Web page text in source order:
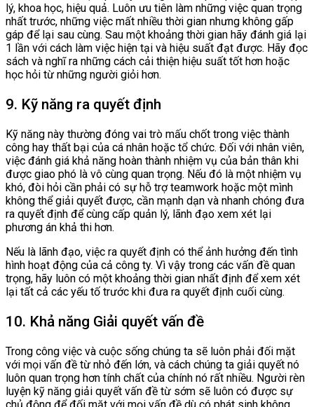
lý, khoa học, hiệu quả. Luôn ưu tiên làm những việc quan trọng
nhất trước, những việc mất nhiều thời gian nhưng không gấp
gáp để lại sau cùng. Sau một khoảng thời gian hãy đánh giá lại
1 lần với cách làm việc hiện tại và hiệu suất đạt được. Hãy đọc
sách và nghĩ ra những cách cải thiện hiệu suất tốt hơn hoặc
học hỏi từ những người giỏi hơn.
9. Kỹ năng ra quyết định
Kỹ năng này thường đóng vai trò mấu chốt trong việc thành
công hay thất bại của cá nhân hoặc tổ chức. Đối với nhân viên,
việc đánh giá khả năng hoàn thành nhiệm vụ của bản thân khi
được giao phó là vô cùng quan trọng. Nếu đó là một nhiệm vụ
khó, đòi hỏi cần phải có sự hỗ trợ teamwork hoặc một mình
không thể giải quyết được, cần mạnh dạn và nhanh chóng đưa
ra quyết định để cùng cấp quản lý, lãnh đạo xem xét lại
phương án khả thi hơn.
Nếu là lãnh đạo, việc ra quyết định có thể ảnh hưởng đến tình
hình hoạt động của cả công ty. Vì vậy trong các vấn đề quan
trọng, hãy luôn có một khoảng thời gian nhất định để xem xét
lại tất cả các yếu tố trước khi đưa ra quyết định cuối cùng.
10. Khả năng Giải quyết vấn đề
Trong công việc và cuộc sống chúng ta sẽ luôn phải đối mặt
với mọi vấn đề từ nhỏ đến lớn, và cách chúng ta giải quyết nó
luôn quan trọng hơn tính chất của chính nó rất nhiều. Người rèn
luyện kỹ năng giải quyết vấn đề từ sớm sẽ luôn có được sự